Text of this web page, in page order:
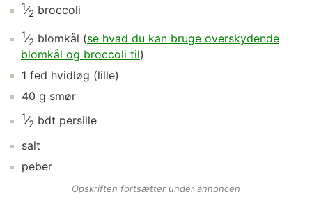
1⁄2 broccoli
1⁄2 blomkål (se hvad du kan bruge overskydende
blomkål og broccoli til)
1 fed hvidløg (lille)
40 g smør
1⁄2 bdt persille
salt
peber
Opskriften fortsætter under annoncen